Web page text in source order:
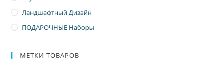
Ландшафтный Дизайн
ПОДАРОЧНЫЕ Наборы
МЕТКИ ТОВАРОВ